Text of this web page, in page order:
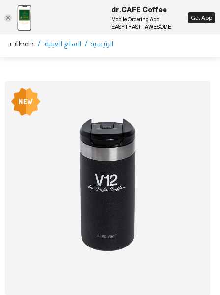
EN
الرئيسية / السلع العينية / حافظات
dr.CAFE Coffee
Mobile Ordering App
EASY | FAST | AWESOME
Get App